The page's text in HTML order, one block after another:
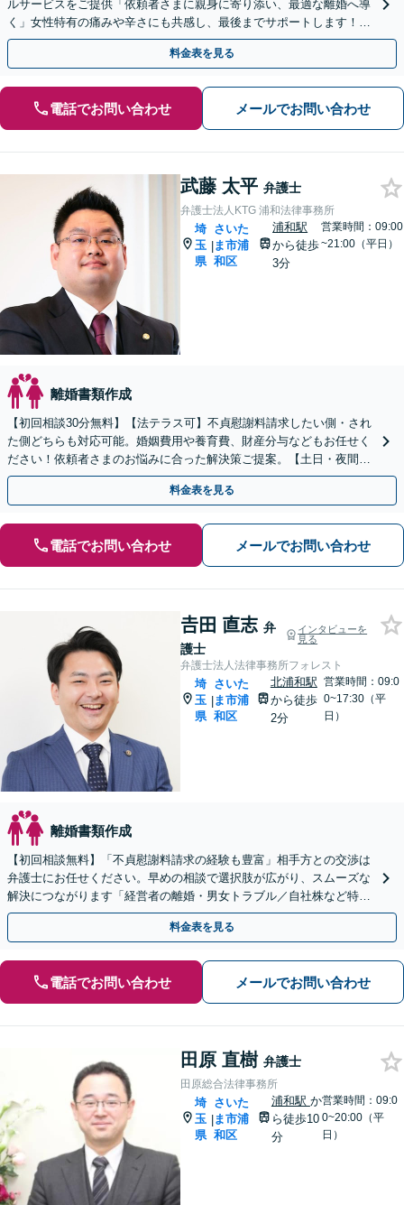
ルサービスをご提供「依頼者さまに親身に寄り添い、最適な離婚へ導
く」女性特有の痛みや辛さにも共感し、最後までサポートします！財
産分与／慰謝料／婚姻費用／養育費ほか
料金表を見る
電話でお問い合わせ メールでお問い合わせ
武藤 太平 弁護士
弁護士法人KTG 浦和法律事務所
埼
玉
県
|
さいた
ま市浦
和区
浦和駅
から徒歩
3分
営業時間：09:00
~21:00（平日）
離婚書類作成
【初回相談30分無料】【法テラス可】不貞慰謝料請求したい側・され
た側どちらも対応可能。婚姻費用や養育費、財産分与などもお任せく
ださい！依頼者さまのお悩みに合った解決策ご提案。【土日・夜間面
談可】【浦和駅3分】
料金表を見る
電話でお問い合わせ メールでお問い合わせ
𠮷田 直志 弁
護士
インタビューを
見る
弁護士法人法律事務所フォレスト
埼
玉
県
|
さいた
ま市浦
和区
北浦和駅
から徒歩
2分
営業時間：09:0
0~17:30（平
日）
離婚書類作成
【初回相談無料】「不貞慰謝料請求の経験も豊富」相手方との交渉は
弁護士にお任せください。早めの相談で選択肢が広がり、スムーズな
解決につながります「経営者の離婚・男女トラブル／自社株など特有
の問題にもきめ細やかにサポート」【夜間相談可】
料金表を見る
電話でお問い合わせ メールでお問い合わせ
田原 直樹 弁護士
田原総合法律事務所
埼
玉
県
|
さいた
ま市浦
和区
浦和駅 か
ら徒歩10
分
営業時間：09:0
0~20:00（平
日）